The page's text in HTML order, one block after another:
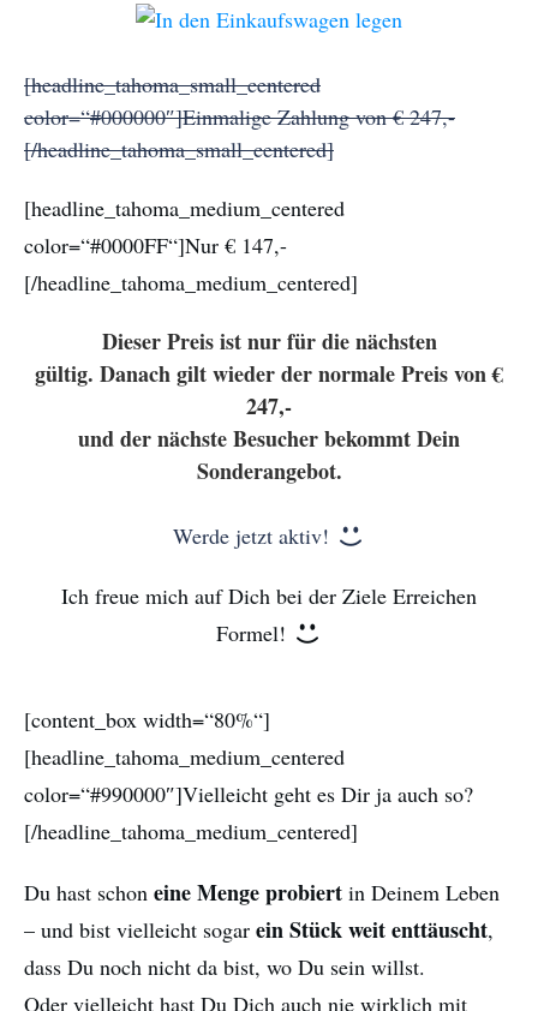
[headline_tahoma_small_centered
color=“#000000″]Einmalige Zahlung von € 247,-
[/headline_tahoma_small_centered]
[headline_tahoma_medium_centered
color=“#0000FF“]Nur € 147,-
[/headline_tahoma_medium_centered]
Dieser Preis ist nur für die nächsten
gültig. Danach gilt wieder der normale Preis von €
247,-
und der nächste Besucher bekommt Dein
Sonderangebot.
Werde jetzt aktiv!
Ich freue mich auf Dich bei der Ziele Erreichen
Formel!
[content_box width=“80%“]
[headline_tahoma_medium_centered
color=“#990000″]Vielleicht geht es Dir ja auch so?
[/headline_tahoma_medium_centered]
Du hast schon eine Menge probiert in Deinem Leben
– und bist vielleicht sogar ein Stück weit enttäuscht,
dass Du noch nicht da bist, wo Du sein willst.
Oder vielleicht hast Du Dich auch nie wirklich mit